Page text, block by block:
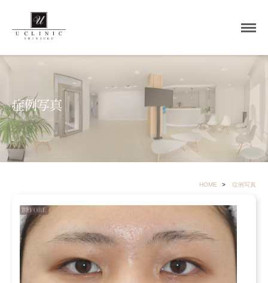
症例写真
HOME 症例写真